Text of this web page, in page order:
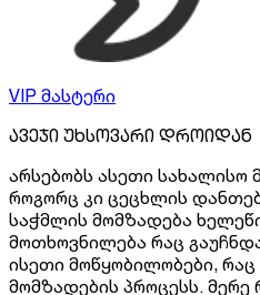
VIP მასტერი
ავეჯი უხსოვარი დროიდან
არსებობს ასეთი სახალისო
როგორც კი ცეცხლის
საჭმლის მომზადება
მოთხოვნილება რაც
ისეთი მოწყობილობები,
მომზადების პროცესს.